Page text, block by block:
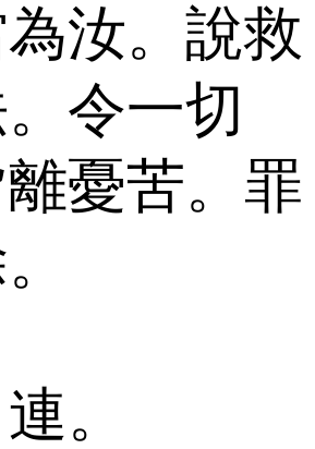
汝。說救
令一切
憂苦。罪
。